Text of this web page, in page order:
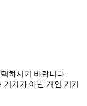
하시기 바랍니다.
기가 아닌 개인 기기